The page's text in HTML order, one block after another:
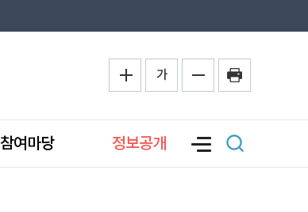
가
참여마당 정보공개